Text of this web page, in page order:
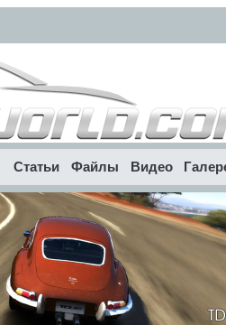
Статьи Файлы Видео